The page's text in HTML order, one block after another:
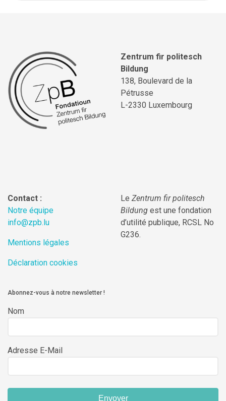
Zentrum fir politesch
Bildung
138, Boulevard de la
Pétrusse
L-2330 Luxembourg
Contact :
Notre équipe
info@zpb.lu
Mentions légales
Déclaration cookies
Le Zentrum fir politesch
Bildung est une fondation
d’utilité publique, RCSL No
G236.
Abonnez-vous à notre newsletter !
Nom
Adresse E-Mail
Envoyer